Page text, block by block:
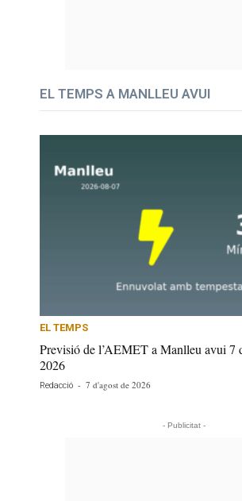
EL TEMPS A MANLLEU AVUI
EL TEMPS
Previsió de l’AEMET a Manlleu avui 7
2026
Redacció - 7 d'agost de 2026
- Publicitat -